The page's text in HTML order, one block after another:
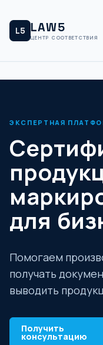
L5 LAW5
ЦЕНТР СООТВЕТСТВИЯ
ЭКСПЕРТНАЯ
для
Помогаем
получать
выводить
Получить
консультацию